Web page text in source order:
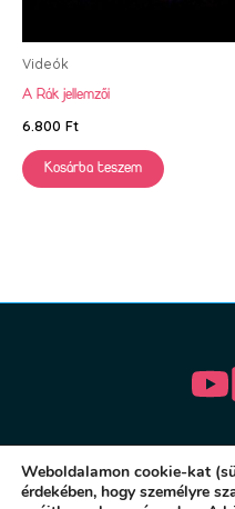
Videók
A Rák jellemzői
6.800 Ft
Kosárba teszem
Weboldalamon cookie-kat
érdekében, hogy személyre